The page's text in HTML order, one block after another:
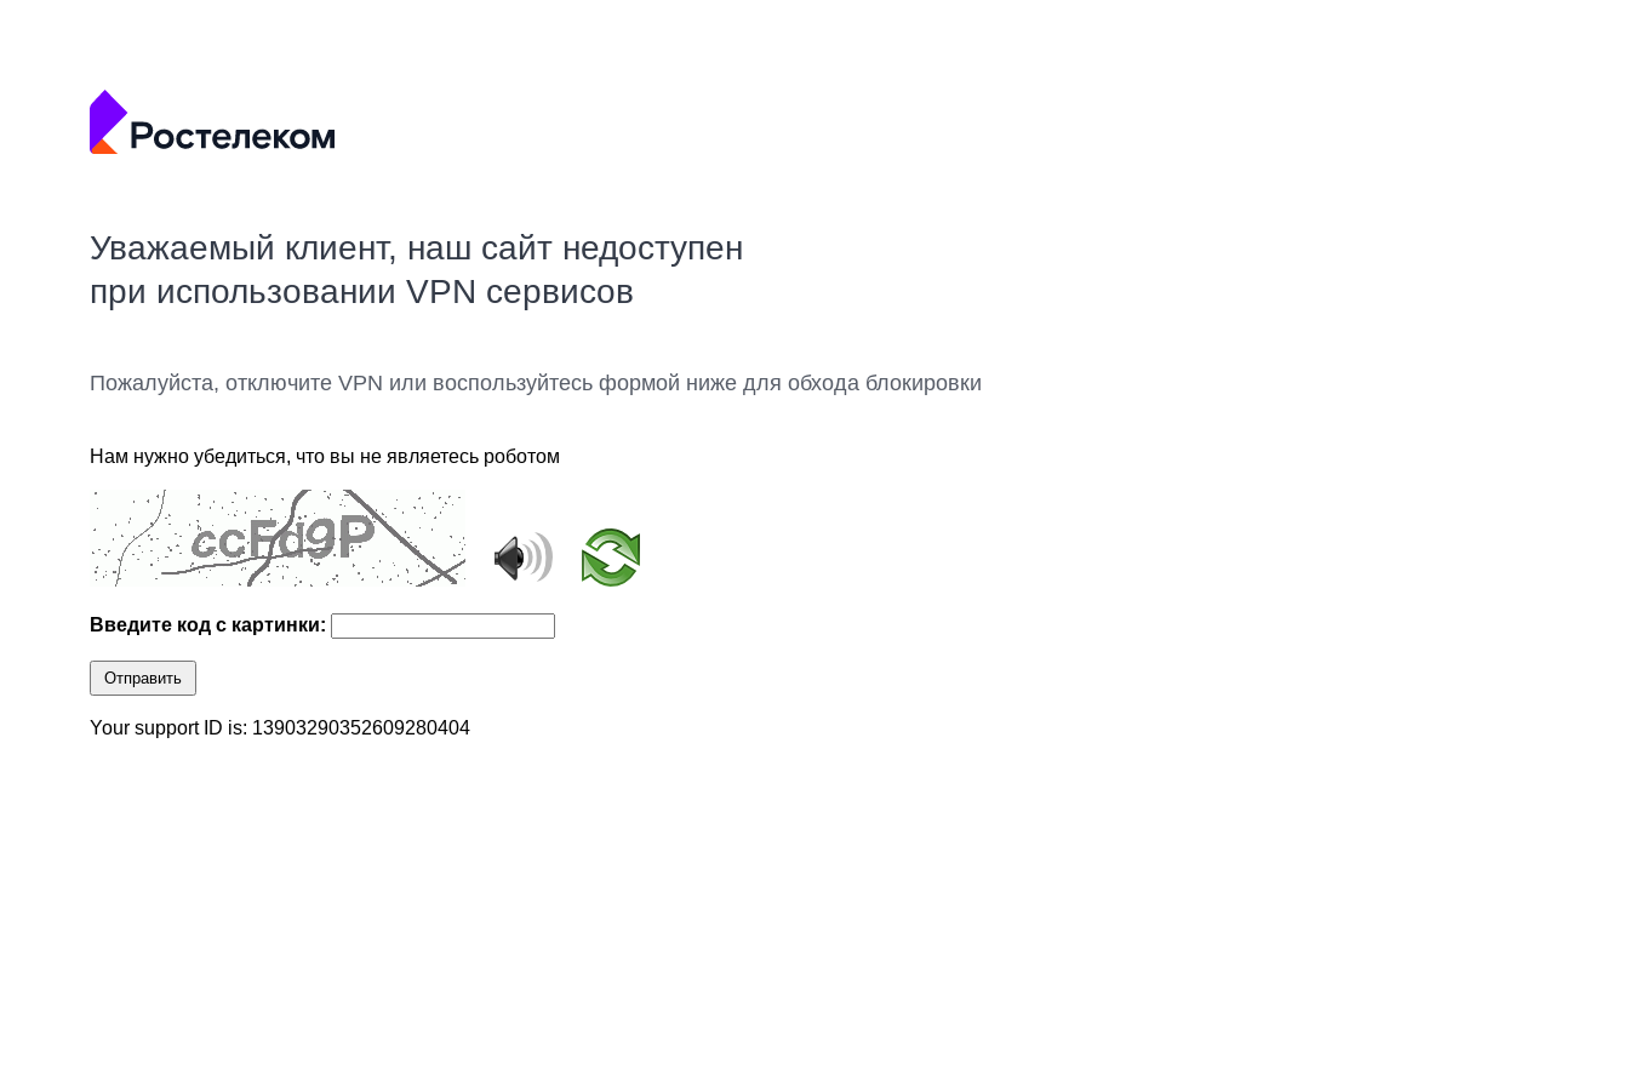
Уважаемый клиент, наш сайт недоступен
при использовании VPN сервисов
Пожалуйста, отключите VPN или воспользуйтесь формой ниже для обхода блокировки
Нам нужно убедиться, что вы не являетесь роботом
Введите код с картинки:
Отправить
Your support ID is: 13903290352609280404